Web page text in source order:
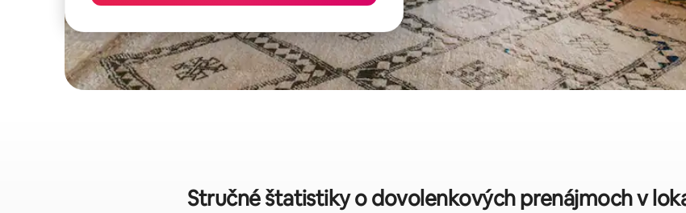
Stručné štatistiky o dovolenkových prenájmoch v